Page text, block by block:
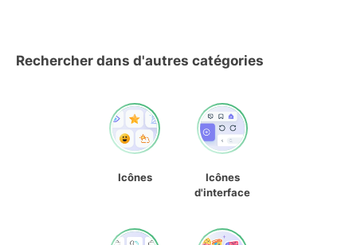
Rechercher dans d'autres catégories
Icônes
Icônes
d'interface